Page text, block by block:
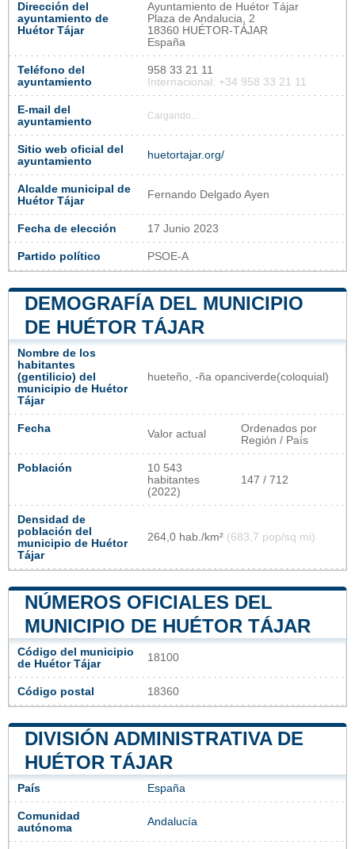
Dirección del
ayuntamiento de
Huétor Tájar
Ayuntamiento de Huétor Tájar
Plaza de Andalucia, 2
18360 HUÉTOR-TÁJAR
España
Teléfono del
ayuntamiento
958 33 21 11
Internacional: +34 958 33 21 11
E-mail del
ayuntamiento
Cargando...
Sitio web oficial del
ayuntamiento
huetortajar.org/
Alcalde municipal de
Huétor Tájar
Fernando Delgado Ayen
Fecha de elección 17 Junio 2023
Partido político PSOE-A
DEMOGRAFÍA DEL MUNICIPIO
DE HUÉTOR TÁJAR
Nombre de los
habitantes
(gentilicio) del
municipio de Huétor
Tájar
hueteño, -ña opanciverde(coloquial)
Fecha Valor actual
Ordenados por
Región / País
Población
10 543
habitantes
(2022)
147 / 712
Densidad de
población del
municipio de Huétor
Tájar
264,0 hab./km² (683,7 pop/sq mi)
NÚMEROS OFICIALES DEL
MUNICIPIO DE HUÉTOR TÁJAR
Código del municipio
de Huétor Tájar
18100
Código postal 18360
DIVISIÓN ADMINISTRATIVA DE
HUÉTOR TÁJAR
País España
Comunidad
autónoma
Andalucía